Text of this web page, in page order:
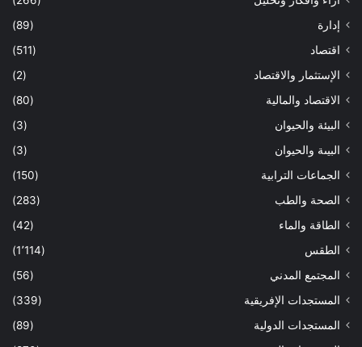
إدارة
(89)
اقتصاد
(511)
الإستثمار والاقتصاد
(2)
الاقتصاد والمالية
(80)
البيئة والحيوان
(3)
البيىة والحيوان
(3)
الجماعات الترابية
(150)
الصحة والطب
(283)
الطاقة والماء
(42)
الطقس
(1٬114)
المجتمع المدني
(56)
المستجدات الإفريقية
(339)
المستجدات الدولية
(89)